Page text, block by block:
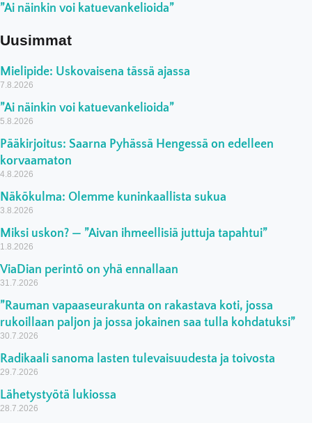
”Ai näinkin voi katuevankelioida”
Uusimmat
Mielipide: Uskovaisena tässä ajassa
7.8.2026
”Ai näinkin voi katuevankelioida”
5.8.2026
Pääkirjoitus: Saarna Pyhässä Hengessä on edelleen
korvaamaton
4.8.2026
Näkökulma: Olemme kuninkaallista sukua
3.8.2026
Miksi uskon? — ”Aivan ihmeellisiä juttuja tapahtui”
1.8.2026
ViaDian perintö on yhä ennallaan
31.7.2026
”Rauman vapaaseurakunta on rakastava koti, jossa
rukoillaan paljon ja jossa jokainen saa tulla kohdatuksi”
30.7.2026
Radikaali sanoma lasten tulevaisuudesta ja toivosta
29.7.2026
Lähetystyötä lukiossa
28.7.2026